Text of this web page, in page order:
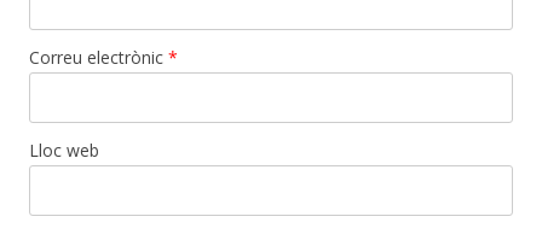
Correu electrònic *
Lloc web